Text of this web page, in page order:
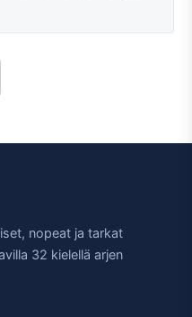
nopeat ja tarkat
32 kielellä arjen